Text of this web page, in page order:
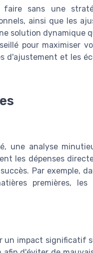
sans une
ainsi que les
solution dynamique
pour maximiser
et les
une analyse
les dépenses
Par exemple,
premières,
un impact significatif